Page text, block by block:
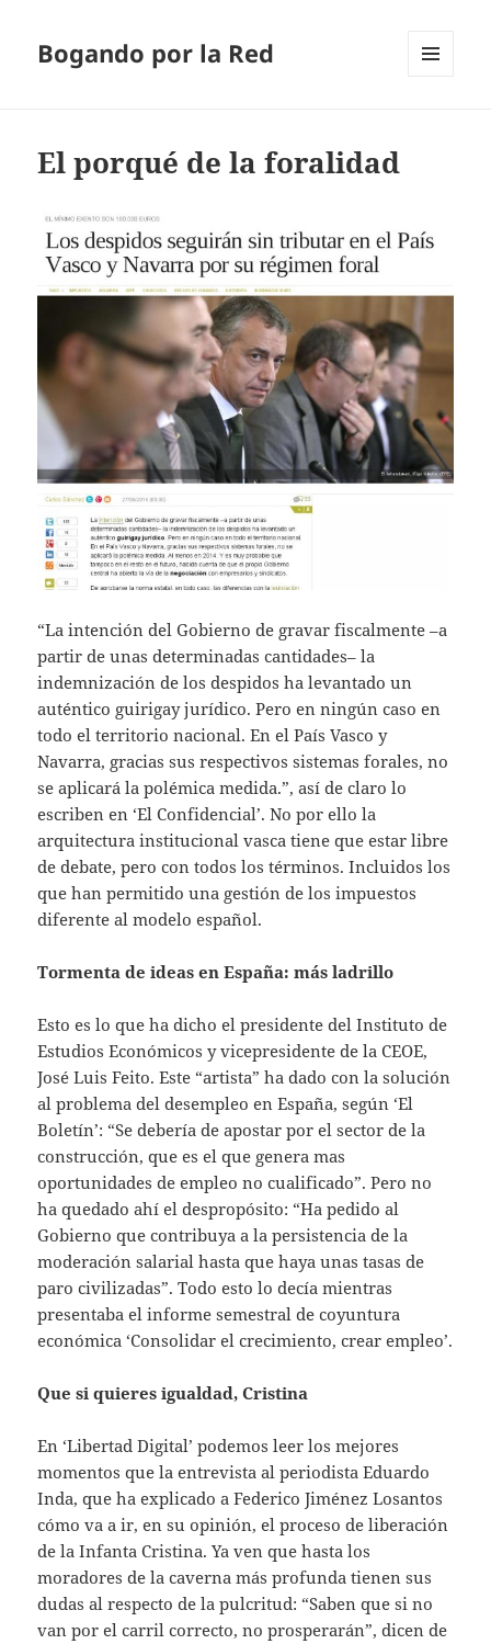
Bogando por la Red
El porqué de la foralidad
“La intención del Gobierno de gravar fiscalmente –a
partir de unas determinadas cantidades– la
indemnización de los despidos ha levantado un
auténtico guirigay jurídico. Pero en ningún caso en
todo el territorio nacional. En el País Vasco y
Navarra, gracias sus respectivos sistemas forales, no
se aplicará la polémica medida.”, así de claro lo
escriben en ‘El Confidencial’. No por ello la
arquitectura institucional vasca tiene que estar libre
de debate, pero con todos los términos. Incluidos los
que han permitido una gestión de los impuestos
diferente al modelo español.
Tormenta de ideas en España: más ladrillo
Esto es lo que ha dicho el presidente del Instituto de
Estudios Económicos y vicepresidente de la CEOE,
José Luis Feito. Este “artista” ha dado con la solución
al problema del desempleo en España, según ‘El
Boletín’: “Se debería de apostar por el sector de la
construcción, que es el que genera mas
oportunidades de empleo no cualificado”. Pero no
ha quedado ahí el despropósito: “Ha pedido al
Gobierno que contribuya a la persistencia de la
moderación salarial hasta que haya unas tasas de
paro civilizadas”. Todo esto lo decía mientras
presentaba el informe semestral de coyuntura
económica ‘Consolidar el crecimiento, crear empleo’.
Que si quieres igualdad, Cristina
En ‘Libertad Digital’ podemos leer los mejores
momentos que la entrevista al periodista Eduardo
Inda, que ha explicado a Federico Jiménez Losantos
cómo va a ir, en su opinión, el proceso de liberación
de la Infanta Cristina. Ya ven que hasta los
moradores de la caverna más profunda tienen sus
dudas al respecto de la pulcritud: “Saben que si no
van por el carril correcto, no prosperarán”, dicen de